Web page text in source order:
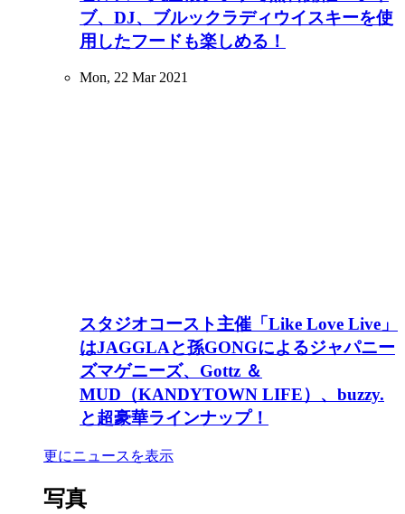
ブ、DJ、ブルックラディウイスキーを使
用したフードも楽しめる！
Mon, 22 Mar 2021
スタジオコースト主催「Like Love Live」
はJAGGLAと孫GONGによるジャパニー
ズマゲニーズ、Gottz ＆
MUD（KANDYTOWN LIFE）、buzzy.
と超豪華ラインナップ！
更にニュースを表示
写真